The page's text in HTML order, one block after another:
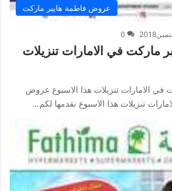
عروض فاطمة هايبر ماركت
0
ماركت في الامارات تنزيلات
الامارات تنزيلات هذا الاسبوع عروض
تنزيلات هذا الاسبوع نقدمها لكم…